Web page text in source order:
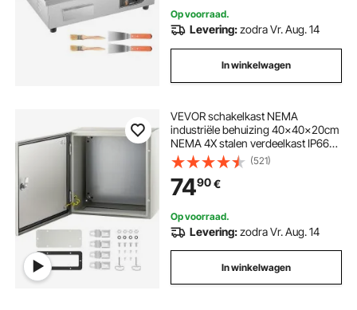
Op voorraad.
Levering:zodra Vr. Aug. 14
In winkelwagen
VEVOR schakelkast NEMA
industriële behuizing 40x40x20cm
NEMA 4X stalen verdeelkast IP66
waterdicht en stofdicht elektrische
aansluitdoos voor buiten/binnen
met montageplaat
(521)
7490€
Op voorraad.
Levering:zodra Vr. Aug. 14
In winkelwagen